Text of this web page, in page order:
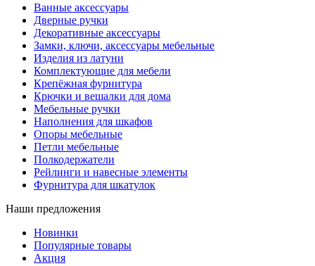
Ванные аксессуары
Дверные ручки
Декоративные аксессуары
Замки, ключи, аксессуары мебельные
Изделия из латуни
Комплектующие для мебели
Крепёжная фурнитура
Крючки и вешалки для дома
Мебельные ручки
Наполнения для шкафов
Опоры мебельные
Петли мебельные
Полкодержатели
Рейлинги и навесные элементы
Фурнитура для шкатулок
Наши предложения
Новинки
Популярные товары
Акция